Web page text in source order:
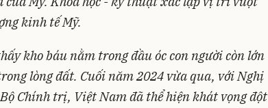
kinh tế Mỹ.
kho báu nằm trong đầu óc con người còn lớn
lòng đất. Cuối năm 2024 vừa qua, với Nghị
Chính trị, Việt Nam đã thể hiện khát vọng đột